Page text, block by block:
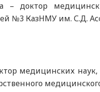
– доктор
№3 КазНМУ им. С.Д.
медицинских